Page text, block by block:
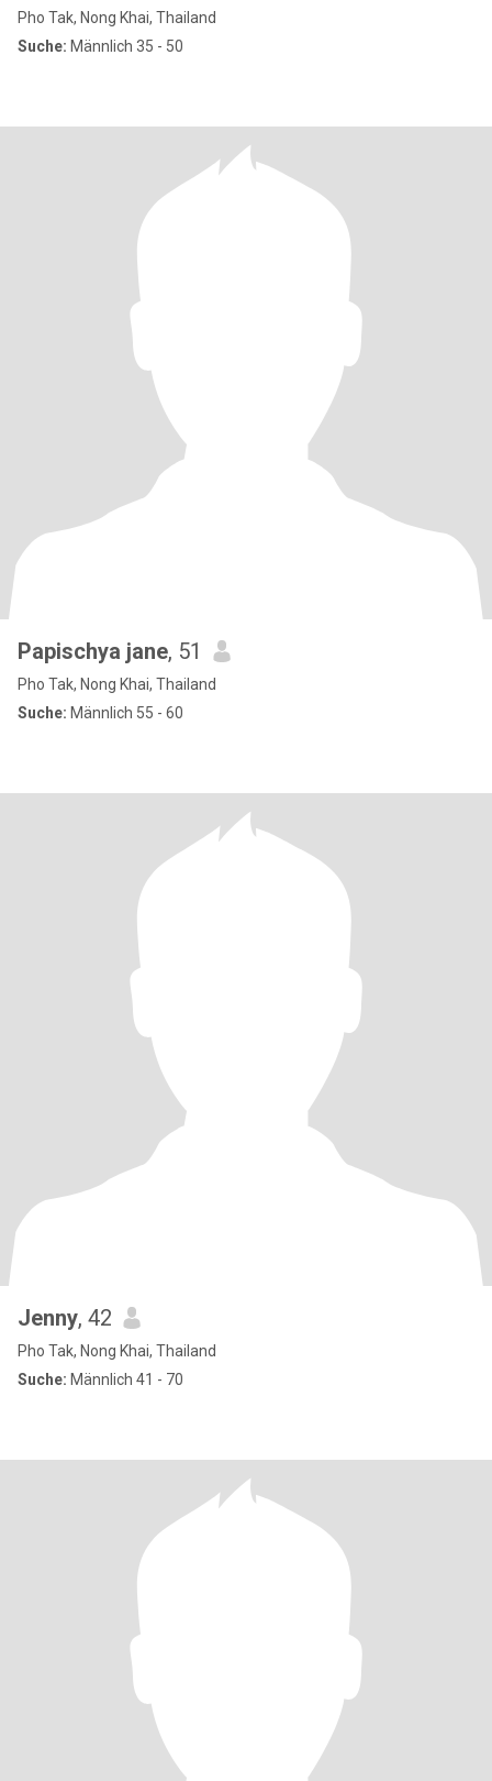
Pho Tak, Nong Khai, Thailand
Suche: Männlich 35 - 50
Papischya jane, 51
Pho Tak, Nong Khai, Thailand
Suche: Männlich 55 - 60
Jenny, 42
Pho Tak, Nong Khai, Thailand
Suche: Männlich 41 - 70